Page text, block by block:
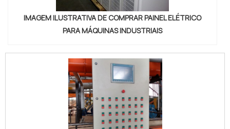
IMAGEM ILUSTRATIVA DE COMPRAR PAINEL ELÉTRICO
PARA MÁQUINAS INDUSTRIAIS